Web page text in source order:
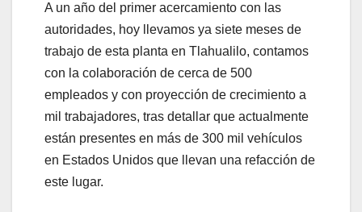
A un año del primer acercamiento con las
autoridades, hoy llevamos ya siete meses de
trabajo de esta planta en Tlahualilo, contamos
con la colaboración de cerca de 500
empleados y con proyección de crecimiento a
mil trabajadores, tras detallar que actualmente
están presentes en más de 300 mil vehículos
en Estados Unidos que llevan una refacción de
este lugar.